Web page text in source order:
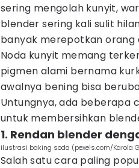
sering mengolah kunyit,
blender sering kali sulit
banyak merepotkan orang
Noda kunyit memang
pigmen alami bernama
awalnya bening bisa
Untungnya, ada beberapa
untuk membersihkan
1. Rendan blender
ilustrasi baking soda (pexels.com/Karola
Salah satu cara paling